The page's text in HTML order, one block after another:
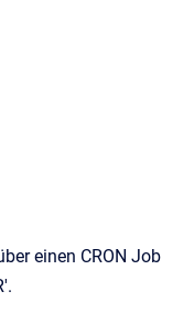
einen CRON Job